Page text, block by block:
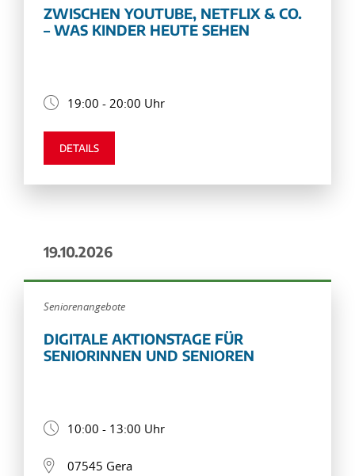
ZWISCHEN YOUTUBE, NETFLIX & CO.
– WAS KINDER HEUTE SEHEN
19:00 - 20:00 Uhr
DETAILS
19.10.2026
Seniorenangebote
DIGITALE AKTIONSTAGE FÜR
SENIORINNEN UND SENIOREN
10:00 - 13:00 Uhr
07545 Gera